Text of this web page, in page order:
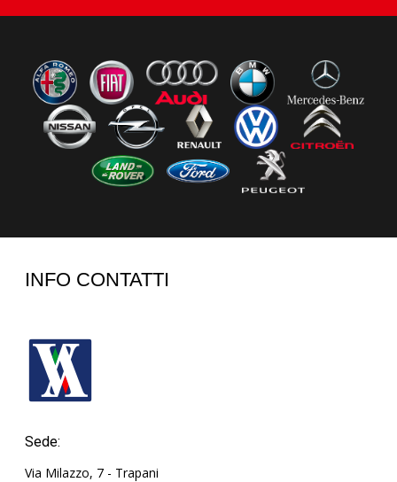
INFO CONTATTI
Sede:
Via Milazzo, 7 - Trapani